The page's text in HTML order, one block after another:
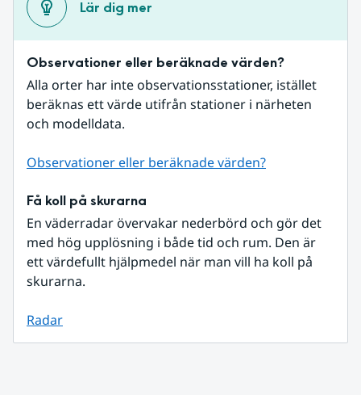
Lär dig mer
Observationer eller beräknade värden?
Alla orter har inte observationsstationer, istället
beräknas ett värde utifrån stationer i närheten
och modelldata.
Observationer eller beräknade värden?
Få koll på skurarna
En väderradar övervakar nederbörd och gör det
med hög upplösning i både tid och rum. Den är
ett värdefullt hjälpmedel när man vill ha koll på
skurarna.
Radar